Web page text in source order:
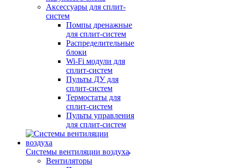
Аксессуары для сплит-
систем
Помпы дренажные
для сплит-систем
Распределительные
блоки
Wi-Fi модули для
сплит-систем
Пульты ДУ для
сплит-систем
Термостаты для
сплит-систем
Пульты управления
для сплит-систем
Системы вентиляции воздуха
Вентиляторы